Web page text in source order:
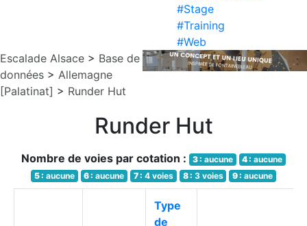
#Stage
#Training
#Web
Escalade Alsace > Base de
données > Allemagne
[Palatinat] > Runder Hut
Runder Hut
Nombre de voies par cotation : 3 : aucune 4 : aucune
5 : aucune 6 : aucune 7 : 4 voies 8 : 3 voies 9 : aucune
Type
de